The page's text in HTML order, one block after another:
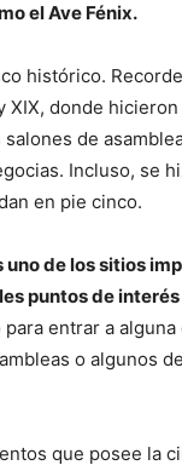
el Ave Fénix.
histórico.
donde
de
Incluso, se
en pie cinco.
de los sitios
puntos de
entrar a
o algunos
que posee la